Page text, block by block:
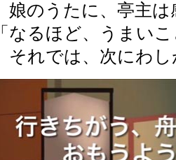
娘のうたに、亭主は
「なるほど、うまい
それでは、次にわし